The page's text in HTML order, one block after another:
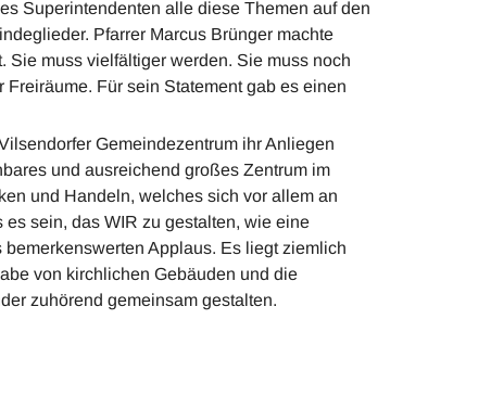
Superintendenten alle diese Themen auf den
Pfarrer Marcus Brünger machte
muss vielfältiger werden. Sie muss noch
Für sein Statement gab es einen
Gemeindezentrum ihr Anliegen
und ausreichend großes Zentrum im
und Handeln, welches sich vor allem an
sein, das WIR zu gestalten, wie eine
Applaus. Es liegt ziemlich
von kirchlichen Gebäuden und die
zuhörend gemeinsam gestalten.